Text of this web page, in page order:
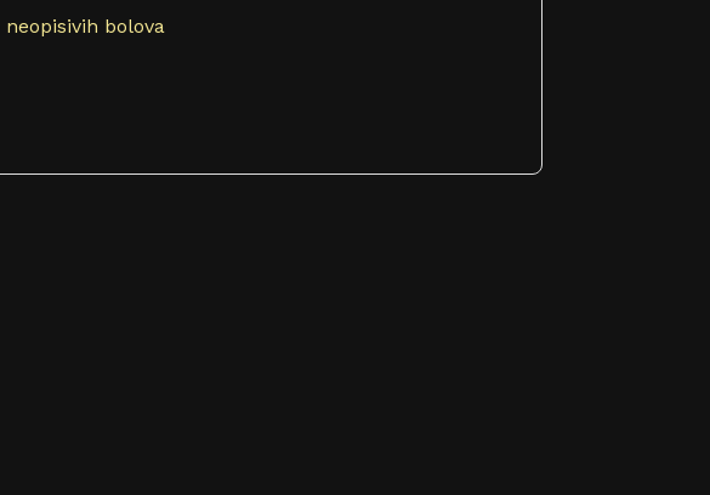
bolova